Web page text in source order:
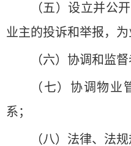
（五）设立并公
业主的投诉和举报，为
（六）协调和监
（七）协调物
系；
（八）法律、法